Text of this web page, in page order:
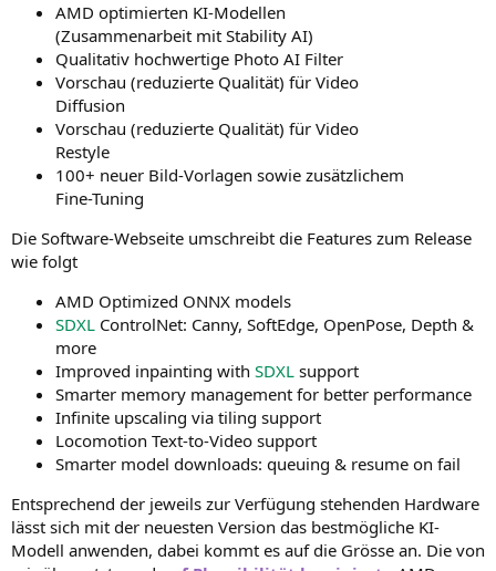
AMD optimierten KI-Modellen
(Zusammenarbeit mit Stability AI)
Qualitativ hochwertige Photo AI Filter
Vorschau (reduzierte Qualität) für Video
Diffusion
Vorschau (reduzierte Qualität) für Video
Restyle
100+ neuer Bild-Vorlagen sowie zusätzlichem
Fine-Tuning
Die Software-Webseite umschreibt die Features zum Release
wie folgt
AMD Optimized ONNX models
SDXL ControlNet: Canny, SoftEdge, OpenPose, Depth &
more
Improved inpainting with SDXL support
Smarter memory management for better performance
Infinite upscaling via tiling support
Locomotion Text-to-Video support
Smarter model downloads: queuing & resume on fail
Entsprechend der jeweils zur Verfügung stehenden Hardware
lässt sich mit der neuesten Version das bestmögliche KI-
Modell anwenden, dabei kommt es auf die Grösse an. Die von